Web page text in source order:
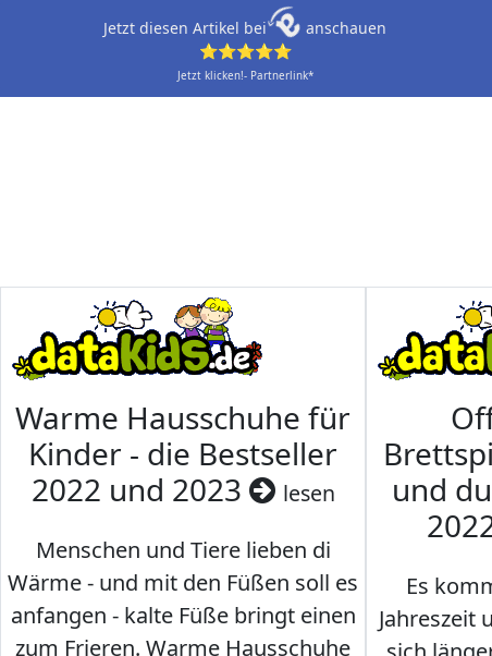
Jetzt diesen Artikel bei
anschauen
⭐⭐⭐⭐⭐
Jetzt klicken!- Partnerlink*
Warme Hausschuhe für
Kinder - die Bestseller
2022 und 2023
lesen
Menschen und Tiere lieben di
Wärme - und mit den Füßen soll es
anfangen - kalte Füße bringt einen
zum Frieren. Warme Hausschuhe
und
Es
Jahreszeit